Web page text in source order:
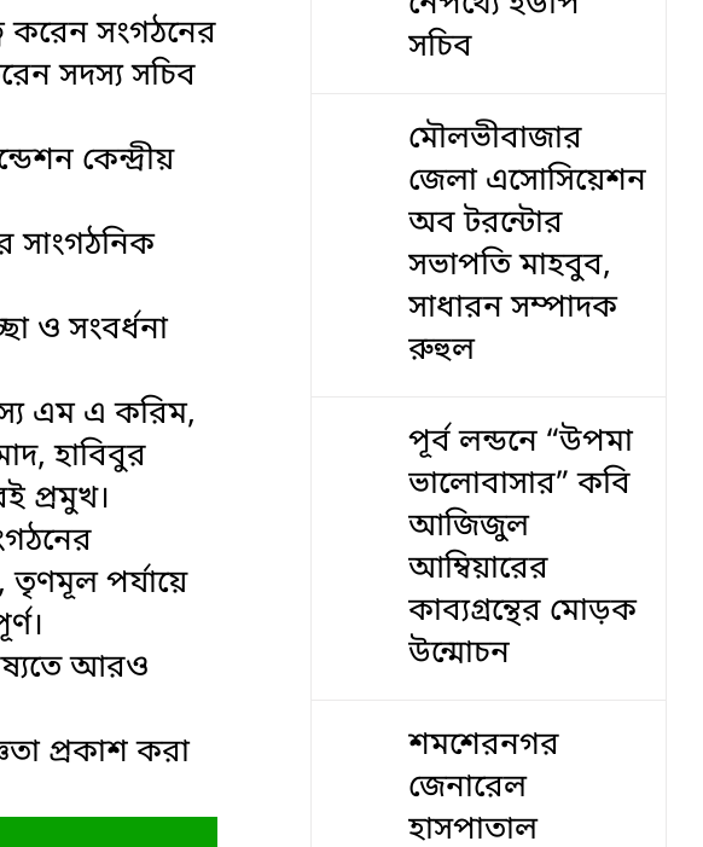
করেন সংগঠনের
সদস্য সচিব
কেন্দ্রীয়
সাংগঠনিক
ও সংবর্ধনা
এম এ করিম,
হাবিবুর
প্রমুখ।
পর্যায়ে
আরও
প্রকাশ করা
সচিব
মৌলভীবাজার
জেলা এসোসিয়েশন
অব টরন্টোর
সভাপতি মাহবুব,
সাধারন সম্পাদক
রুহুল
পূর্ব লন্ডনে “উপমা
ভালোবাসার” কবি
আজিজুল
আম্বিয়ারের
কাব্যগ্রন্থের মোড়ক
উন্মোচন
শমশেরনগর
জেনারেল
হাসপাতাল